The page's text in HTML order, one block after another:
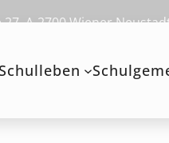
A-2700 Wiener
Schulleben